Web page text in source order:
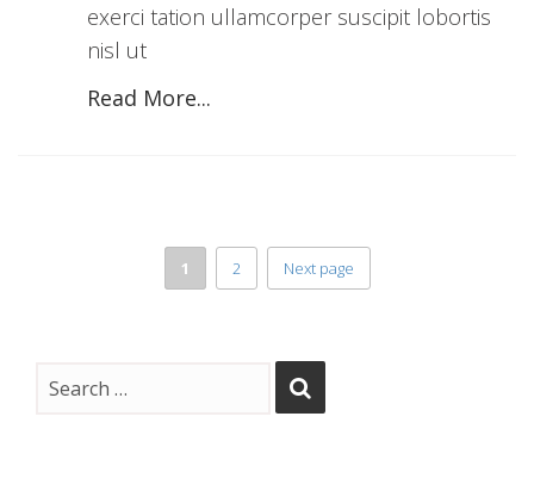
exerci tation ullamcorper suscipit lobortis
nisl ut
Read More...
1 2 Next page